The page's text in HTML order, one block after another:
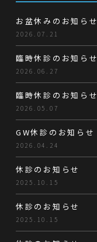
お盆休みのお知らせ
2026.07.21
臨時休診のお知らせ
2026.06.27
臨時休診のお知らせ
2026.05.07
GW休診のお知らせ
2026.04.24
休診のお知らせ
2025.10.15
休診のお知らせ
2025.10.15